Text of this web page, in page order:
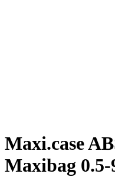
Maxi.case
Maxibag 0.5-